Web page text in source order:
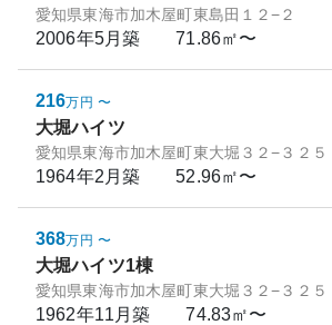
愛知県東海市加木屋町東島田１２−２
2006年5月築 71.86㎡〜
216万円 〜
大堀ハイツ
愛知県東海市加木屋町東大堀３２−３２５
1964年2月築 52.96㎡〜
368万円 〜
大堀ハイツ1棟
愛知県東海市加木屋町東大堀３２−３２５
1962年11月築 74.83㎡〜